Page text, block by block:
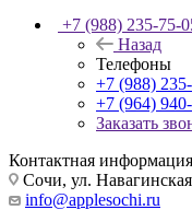
+7 (988) 235-75-
Назад
Телефоны
+7 (988)
+7 (964)
Заказать
Контактная информация
Сочи, ул.
info@applesochi.ru